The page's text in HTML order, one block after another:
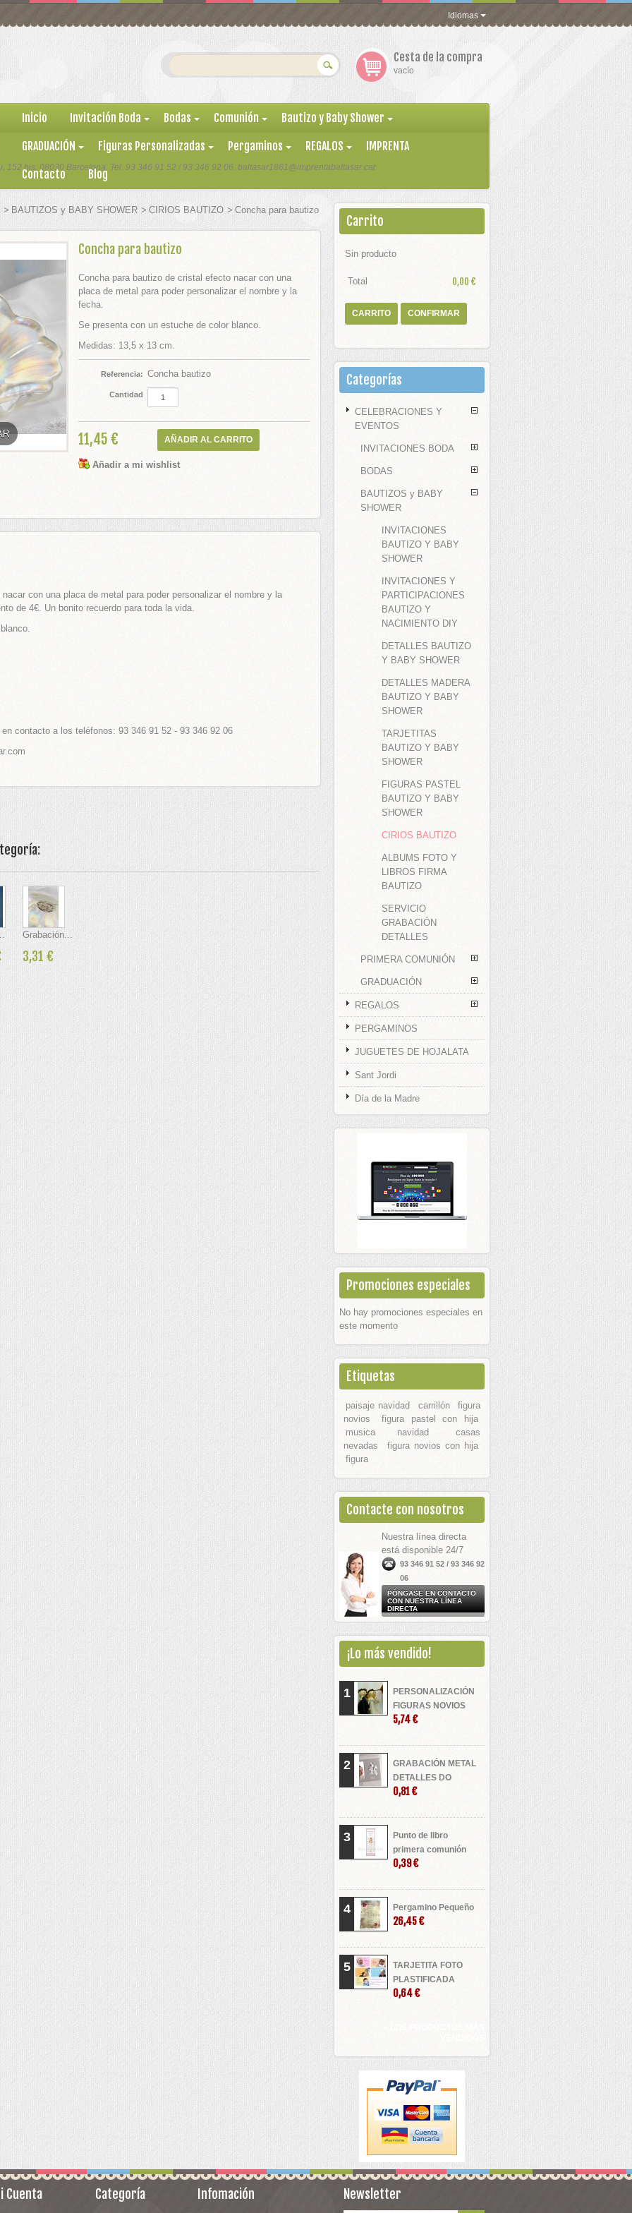
Idiomas
152 bis. 08030 Barcelona. Tel. 93 346 91 52 / 93 346 92 06. baltasar1861@imprentabaltasar.cat
Cesta de la compra
vacío
Inicio Invitación Boda Bodas Comunión
Bautizo y Baby Shower
GRADUACIÓN
Figuras Personalizadas Pergaminos REGALOS
IMPRENTA
Contacto
Blog
> BAUTIZOS y BABY SHOWER > CIRIOS BAUTIZO > Concha para bautizo
Concha para bautizo
Concha para bautizo de cristal efecto nacar con una
placa de metal para poder personalizar el nombre y la
fecha.
Se presenta con un estuche de color blanco.
Medidas: 13,5 x 13 cm.
Referencia: Concha bautizo
Cantidad
11,45 €
Añadir a mi wishlist
con una placa de metal para poder personalizar el nombre y la
de 4€. Un bonito recuerdo para toda la vida.
contacto a los teléfonos: 93 346 91 52 - 93 346 92 06
Grabación...
3,31 €
Carrito
Sin producto
0,00 €
Total
CARRITO CONFIRMAR
Categorías
CELEBRACIONES Y
EVENTOS
INVITACIONES BODA
BODAS
BAUTIZOS y BABY
SHOWER
INVITACIONES
BAUTIZO Y BABY
SHOWER
INVITACIONES Y
PARTICIPACIONES
BAUTIZO Y
NACIMIENTO DIY
DETALLES BAUTIZO
Y BABY SHOWER
DETALLES MADERA
BAUTIZO Y BABY
SHOWER
TARJETITAS
BAUTIZO Y BABY
SHOWER
FIGURAS PASTEL
BAUTIZO Y BABY
SHOWER
CIRIOS BAUTIZO
ALBUMS FOTO Y
LIBROS FIRMA
BAUTIZO
SERVICIO
GRABACIÓN
DETALLES
PRIMERA COMUNIÓN
GRADUACIÓN
REGALOS
PERGAMINOS
JUGUETES DE HOJALATA
Sant Jordi
Día de la Madre
Promociones especiales
No hay promociones especiales en
este momento
Etiquetas
paisaje navidad carrillón
figura
novios
figura pastel con hija
musica navidad
casas
nevadas
figura novios con hija
figura
Contacte con nosotros
Nuestra línea directa
está disponible 24/7
93 346 91 52 / 93 346 92
06
PÓNGASE EN CONTACTO
CON NUESTRA LÍNEA
DIRECTA
¡Lo más vendido!
1
PERSONALIZACIÓN
FIGURAS NOVIOS
5,74 €
2
GRABACIÓN METAL
DETALLES DO
0,81 €
3
Punto de libro
primera comunión
0,39 €
4 Pergamino Pequeño
26,45 €
5
TARJETITA FOTO
PLASTIFICADA
0,64 €
Cuenta Categoría Infomación Newsletter